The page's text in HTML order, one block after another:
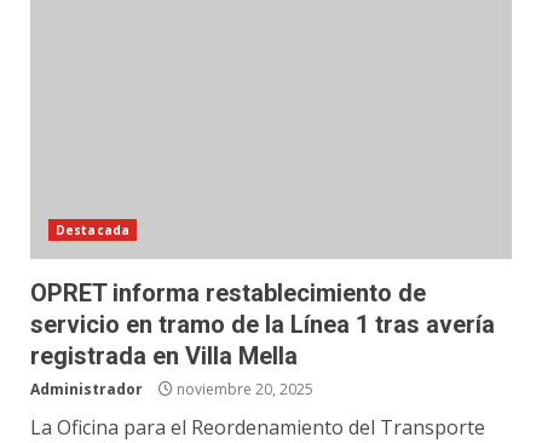
Destacada
OPRET informa restablecimiento de
servicio en tramo de la Línea 1 tras avería
registrada en Villa Mella
Administrador noviembre 20, 2025
La Oficina para el Reordenamiento del Transporte